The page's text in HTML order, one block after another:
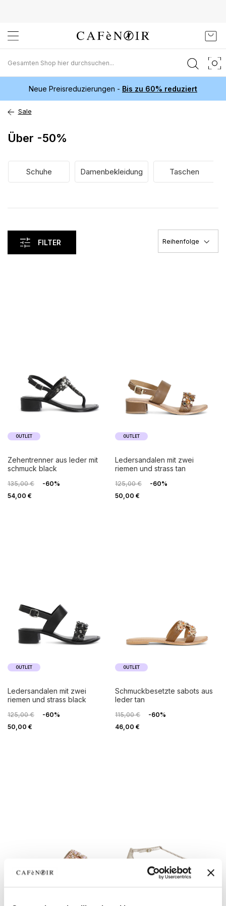
Inhalt
springen
Neue Preisreduzierungen - Bis zu 60% reduziert
Sale
Über -50%
Schuhe Damenbekleidung Taschen
FILTER
OUTLET
zehentrenner aus leder mit
schmuck black
135,00 €
-60%
54,00 €
OUTLET
ledersandalen mit zwei
riemen und strass tan
125,00 €
-60%
50,00 €
OUTLET
ledersandalen mit zwei
riemen und strass black
125,00 €
-60%
50,00 €
OUTLET
schmuckbesetzte sabots aus
leder tan
115,00 €
-60%
46,00 €